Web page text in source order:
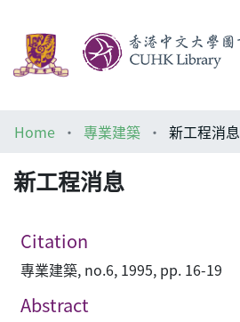
Architecture Library
Home 專業建築 新工程消息
新工程消息
Citation
專業建築, no.6, 1995, pp. 16-19
Abstract